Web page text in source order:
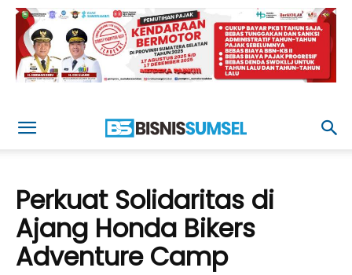
Perkuat Solidaritas di
Ajang Honda Bikers
Adventure Camp